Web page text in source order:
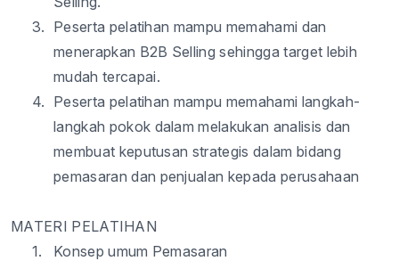
3. Peserta pelatihan mampu memahami dan
menerapkan B2B Sellingsehingga target lebih
mudah tercapai.
4. Peserta pelatihan mampu memahami langkah-
langkah pokok dalam melakukan analisis dan
membuat keputusan strategis dalam bidang
pemasaran dan penjualan kepada perusahaan
MATERI PELATIHAN
1.
Konsep umum Pemasaran